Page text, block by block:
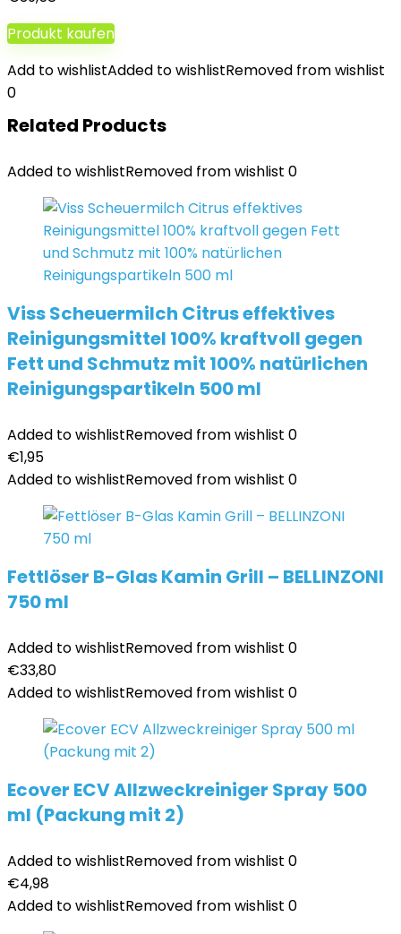
Produkt kaufen
Add to wishlistAdded to wishlistRemoved from wishlist
0
Related Products
Added to wishlistRemoved from wishlist 0
Viss Scheuermilch Citrus effektives
Reinigungsmittel 100% kraftvoll gegen
Fett und Schmutz mit 100% natürlichen
Reinigungspartikeln 500 ml
Added to wishlistRemoved from wishlist 0
€1,95
Added to wishlistRemoved from wishlist 0
Fettlöser B-Glas Kamin Grill – BELLINZONI
750 ml
Added to wishlistRemoved from wishlist 0
€33,80
Added to wishlistRemoved from wishlist 0
Ecover ECV Allzweckreiniger Spray 500
ml (Packung mit 2)
Added to wishlistRemoved from wishlist 0
€4,98
Added to wishlistRemoved from wishlist 0